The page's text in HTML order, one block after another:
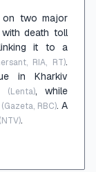
on two major
death toll
it to a
RIA, RT).
in Kharkiv
(Lenta), while
(Gazeta, RBC). A
(NTV).